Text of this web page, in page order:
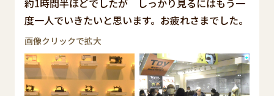
約1時間半ほどでしたが しっかり見るにはもう一
度一人でいきたいと思います。お疲れさまでした。
画像クリックで拡大